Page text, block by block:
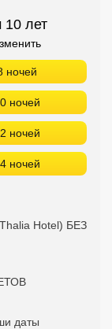
лет
ночей
ночей
ночей
ночей
Hotel) БЕЗ
даты